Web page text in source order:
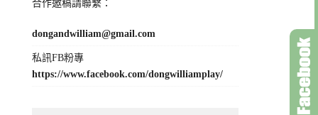
合作邀稿請聯繫：
dongandwilliam@gmail.com
私訊FB粉專
https://www.facebook.com/dongwilliamplay/